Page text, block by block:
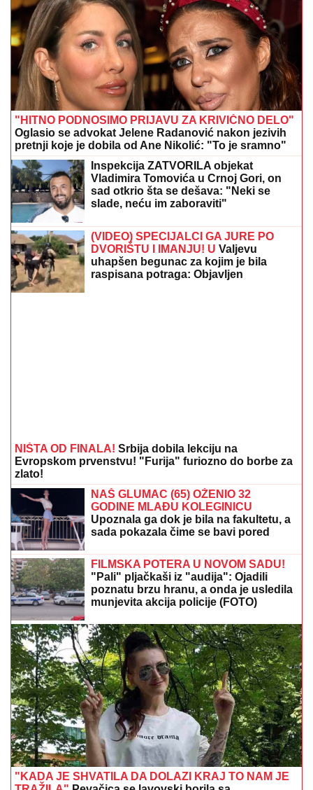
"HITNO PODNOSIMO PRIJAVU ZA KRIVIČNO DELO"
Oglasio se advokat Jelene Radanović nakon jezivih
pretnji koje je dobila od Ane Nikolić: "To je sramno"
Inspekcija ZATVORILA objekat
Vladimira Tomovića u Crnoj Gori, on
sad otkrio šta se dešava: "Neki se
slade, neću im zaboraviti"
(VIDEO) SPECIJALCI GA JURE PO
DVORIŠTU I IMANJU! U Valjevu
uhapšen begunac za kojim je bila
raspisana potraga: Objavljen
NIŠTA OD FINALA! Srbija dobila lekciju na
Evropskom prvenstvu! "Furija" furiozno do borbe za
zlato!
NAŠ GLUMAC (65) OŽENIO 32
GODINE MLAĐU KOLEGINICU
Upoznala ga dok je bila na fakultetu, a
sada pokazala čime se bavi pored
FILMSKA POTERA U NOVOM SADU!
"Pali" pljačkaši iz "audija": Ojadili
poznatu brzu hranu, a onda je usledila
munjevita akcija policije (FOTO)
"KADA JE SHVATILA DA DOLAZI KRAJ TO NAM JE